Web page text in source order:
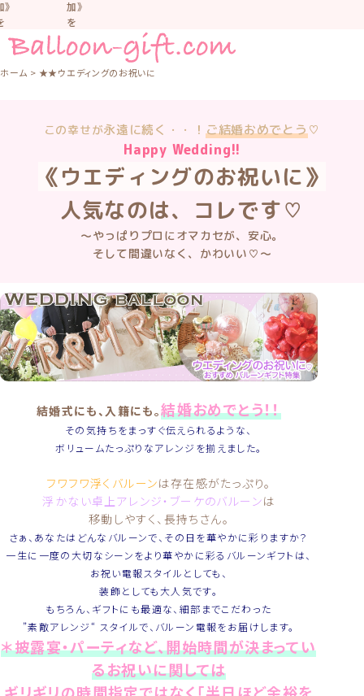
加》
を
す
す
い
車
な
ど
よ
う
気
を
つ
け
楽
ん
で
だ
さ
ホーム ★★ウエディングのお祝いに
この幸せが永遠に続く・・！ ご結婚おめでとう♡
Happy Wedding!!
《ウエディングのお祝いに》
人気なのは、コレです♡
〜やっぱりプロにオマカセが、安心。
そして間違いなく、かわいい♡〜
結婚式にも、入籍にも。結婚おめでとう！！
その気持ちをまっすぐ伝えられるような、
ボリュームたっぷりなアレンジを揃えました。
フワフワ浮くバルーンは存在感がたっぷり。
浮かない卓上アレンジ・ブーケのバルーンは
移動しやすく、長持ちさん。
さぁ、あなたはどんなバルーンで、その日を華やかに彩りますか？
一生に一度の大切なシーンをより華やかに彩るバルーンギフトは、
お祝い電報スタイルとしても、
装飾としても大人気です。
もちろん、ギフトにも最適な、細部までこだわった
”素敵アレンジ“ スタイルで、バルーン電報をお届けします。
＊披露宴・パーティなど、開始時間が決まってい
るお祝いに関しては